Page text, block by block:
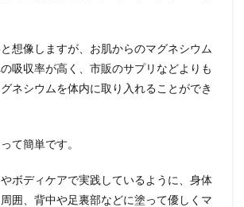
想像しますが、お肌からのマグネシウム
吸収率が高く、市販のサプリなどよりも
ネシウムを体内に取り入れることができ
て簡単です。
ボディケアで実践しているように、身体
囲、背中や足裏部などに塗って優しくマ